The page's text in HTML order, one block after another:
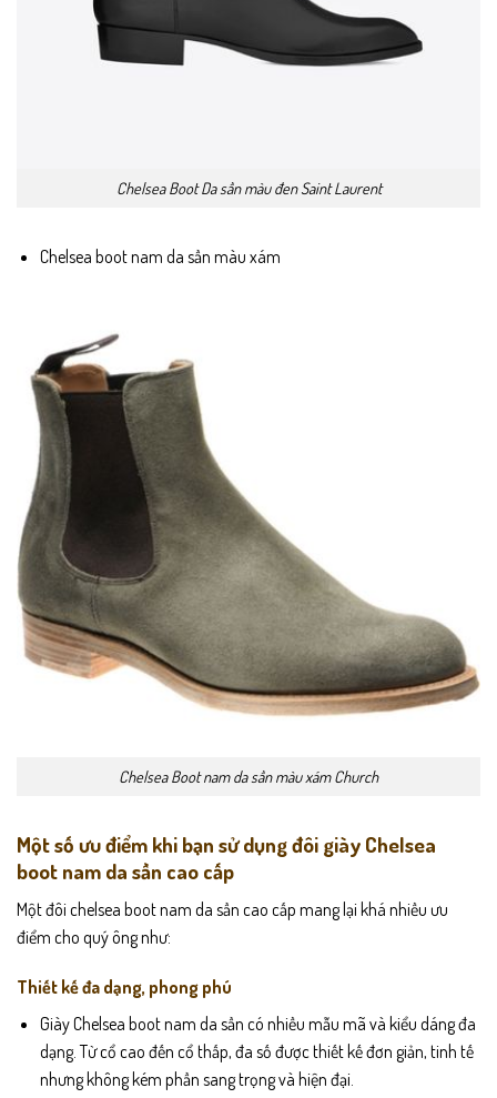
Chelsea Boot Da sần màu đen Saint Laurent
Chelsea boot nam da sần màu xám
Chelsea Boot nam da sần màu xám Church
Một số ưu điểm khi bạn sử dụng đôi giày Chelsea
boot nam da sần cao cấp
Một đôi chelsea boot nam da sần cao cấp mang lại khá nhiều ưu
điểm cho quý ông như:
Thiết kế đa dạng, phong phú
Giày Chelsea boot nam da sần có nhiều mẫu mã và kiểu dáng đa
dạng. Từ cổ cao đến cổ thấp, đa số được thiết kế đơn giản, tinh tế
nhưng không kém phần sang trọng và hiện đại.